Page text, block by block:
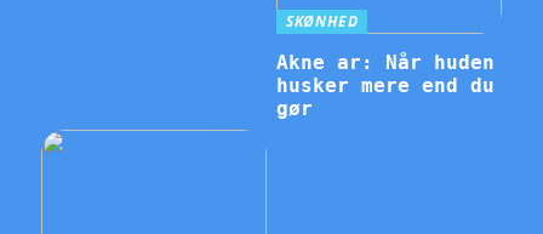
SKØNHED
Akne ar: Når huden
husker mere end du
gør